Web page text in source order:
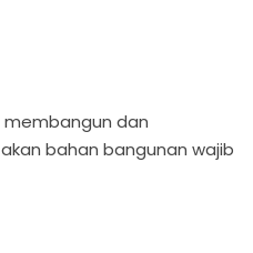
membangun dan
bahan bangunan wajib